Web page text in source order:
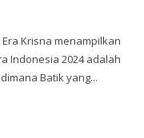
Krisna menampilkan
Batik yang...